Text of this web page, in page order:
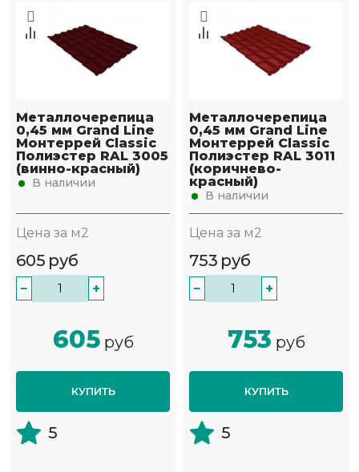
Металлочерепица
0,45 мм Grand Line
Монтеррей Classic
Полиэстер RAL 3005
(винно-красный)
В наличии
Цена за м2
605 руб
− +
605руб
КУПИТЬ
5
Металлочерепица
0,45 мм Grand Line
Монтеррей Classic
Полиэстер RAL 3011
(коричнево-
красный)
В наличии
Цена за м2
753 руб
− +
753 руб
КУПИТЬ
5